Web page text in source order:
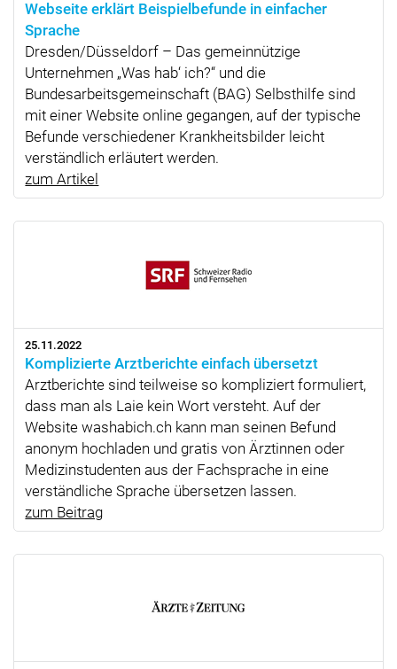
Webseite erklärt Beispielbefunde in einfacher
Sprache
Dresden/Düsseldorf – Das gemeinnützige
Unternehmen „Was hab‘ ich?“ und die
Bundesarbeitsgemeinschaft (BAG) Selbsthilfe sind
mit einer Website online gegangen, auf der typische
Befunde verschiedener Krankheits­bilder leicht
verständlich erläutert werden.
zum Artikel
25.11.2022
Komplizierte Arztberichte einfach übersetzt
Arztberichte sind teilweise so kompliziert formuliert,
dass man als Laie kein Wort versteht. Auf der
Website washabich.ch kann man seinen Befund
anonym hochladen und gratis von Ärztinnen oder
Medizinstudenten aus der Fachsprache in eine
verständliche Sprache übersetzen lassen.
zum Beitrag